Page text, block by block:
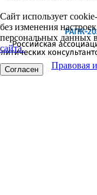
Сайт использует
без изменения
персональных данных
сайта.
Согласен Правовая